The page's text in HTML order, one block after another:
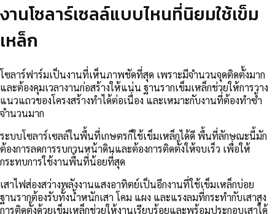
งานโซลาร์เซลล์แบบไหนที่นิยมใช้เข็ม
เหล็ก
โซลาร์ฟาร์มเป็นงานที่เห็นภาพชัดที่สุด เพราะมีจำนวนจุดติดตั้งมาก
และต้องคุมเวลางานก่อสร้างให้แน่น ฐานรากเข็มเหล็กช่วยให้การวาง
แนวแถวของโครงสร้างทำได้ต่อเนื่อง และเหมาะกับงานที่ต้องทำซ้ำ
จำนวนมาก
ระบบโซลาร์เซลล์ในพื้นที่เกษตรก็ใช้เข็มเหล็กได้ดี พื้นที่ลักษณะนี้มัก
ต้องการลดการรบกวนหน้าดินและต้องการติดตั้งให้จบเร็ว เพื่อให้
กระทบการใช้งานพื้นที่น้อยที่สุด
เสาไฟส่องสว่างพลังงานแสงอาทิตย์เป็นอีกงานที่ใช้เข็มเหล็กบ่อย
ฐานรากต้องรับทั้งน้ำหนักเสา โคม แผง และแรงลมที่กระทำกับเสาสูง
การติดตั้งด้วยเข็มเหล็กช่วยให้งานเรียบร้อยและพร้อมประกอบเสาได้